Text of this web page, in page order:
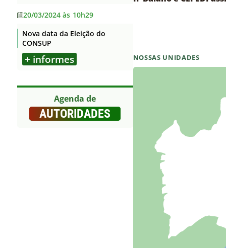
Lei Geral de Proteção de Dados
Flexibilização de Jornada de
Trabalho TAE
Outros
20/03/2024 às 10h29
Nova data da Eleição do
CONSUP
+ informes
Agenda de
AUTORIDADES
NOSSAS UNIDADES